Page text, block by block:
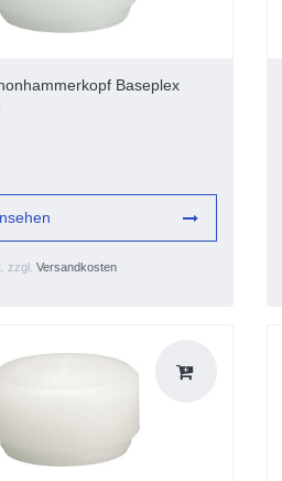
Baseplex
zzgl. Versandkosten